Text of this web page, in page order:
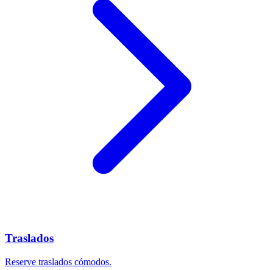
Traslados
Reserve traslados cómodos.